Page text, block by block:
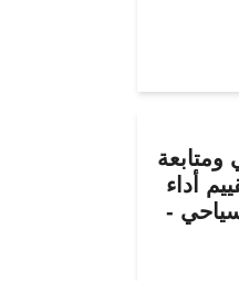
ومتابعة
أداء
-